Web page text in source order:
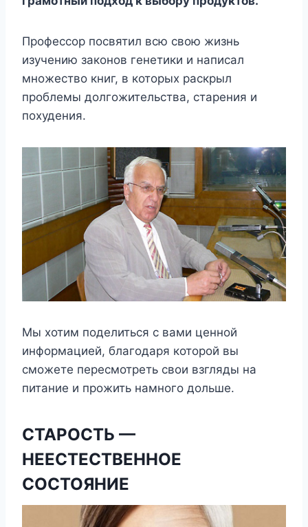
Профессор посвятил всю свою жизнь
изучению законов генетики и написал
множество книг, в которых раскрыл
проблемы долгожительства, старения и
похудения.
Мы хотим поделиться с вами ценной
информацией, благодаря которой вы
сможете пересмотреть свои взгляды на
питание и прожить намного дольше.
СТАРОСТЬ —
НЕЕСТЕСТВЕННОЕ
СОСТОЯНИЕ